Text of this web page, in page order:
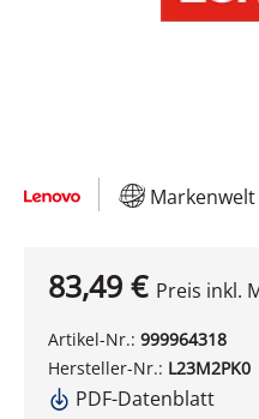
Markenwelt
83,49 € Preis inkl.
Artikel-Nr.: 999964318
Hersteller-Nr.: L23M2PK0
PDF-Datenblatt